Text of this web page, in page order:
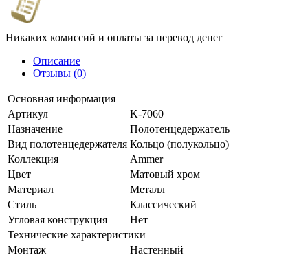
Никаких комиссий и оплаты за перевод денег
Описание
Отзывы (0)
Основная информация
Артикул
K-7060
Назначение
Полотенцедержатель
Вид полотенцедержателя Кольцо (полукольцо)
Коллекция
Ammer
Цвет
Матовый хром
Материал
Металл
Стиль
Классический
Угловая конструкция
Нет
Технические характеристики
Монтаж
Настенный